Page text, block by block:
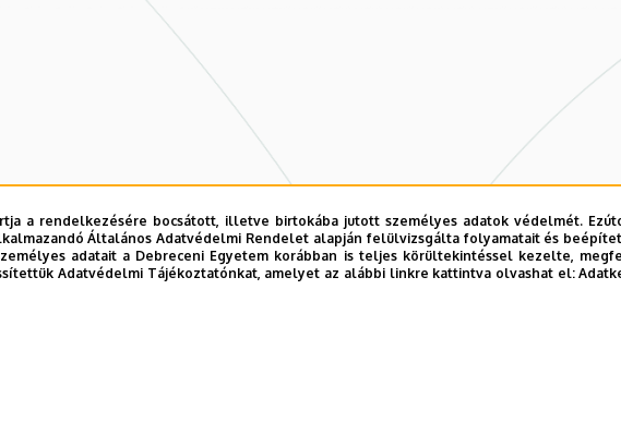
a rendelkezésére bocsátott, illetve birtokába jutott személyes adatok védelmét.
Általános Adatvédelmi Rendelet alapján felülvizsgálta folyamatait és
adatait a Debreceni Egyetem korábban is teljes körültekintéssel kezelte,
Adatvédelmi Tájékoztatónkat, amelyet az alábbi linkre kattintva olvashat el: